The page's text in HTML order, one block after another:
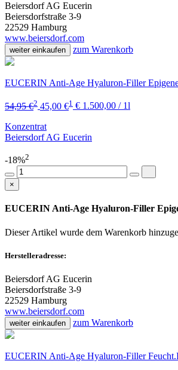
Beiersdorf AG Eucerin
Beiersdorfstraße 3-9
22529 Hamburg
www.beiersdorf.com
weiter einkaufen zum Warenkorb
EUCERIN Anti-Age Hyaluron-Filler
54,95 €2 45,00 €1 € 1.500,00 / 1l
Konzentrat
Beiersdorf AG Eucerin
-18%2
×
EUCERIN Anti-Age Hyaluron-Filler
Dieser Artikel wurde dem Warenkorb
Herstelleradresse:
Beiersdorf AG Eucerin
Beiersdorfstraße 3-9
22529 Hamburg
www.beiersdorf.com
weiter einkaufen zum Warenkorb
EUCERIN Anti-Age Hyaluron-Filler